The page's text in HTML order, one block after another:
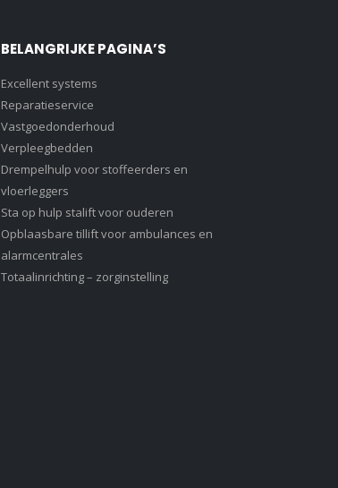
BELANGRIJKE PAGINA’S
Excellent systems
Reparatieservice
Vastgoedonderhoud
Verpleegbedden
Drempelhulp voor stoffeerders en
vloerleggers
Sta op hulp stalift voor ouderen
Opblaasbare tillift voor ambulances en
alarmcentrales
Totaalinrichting – zorginstelling